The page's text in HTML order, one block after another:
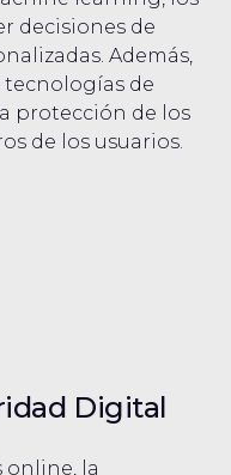
decisiones de
Además,
tecnologías de
protección de los
de los usuarios.
Digital
online, la